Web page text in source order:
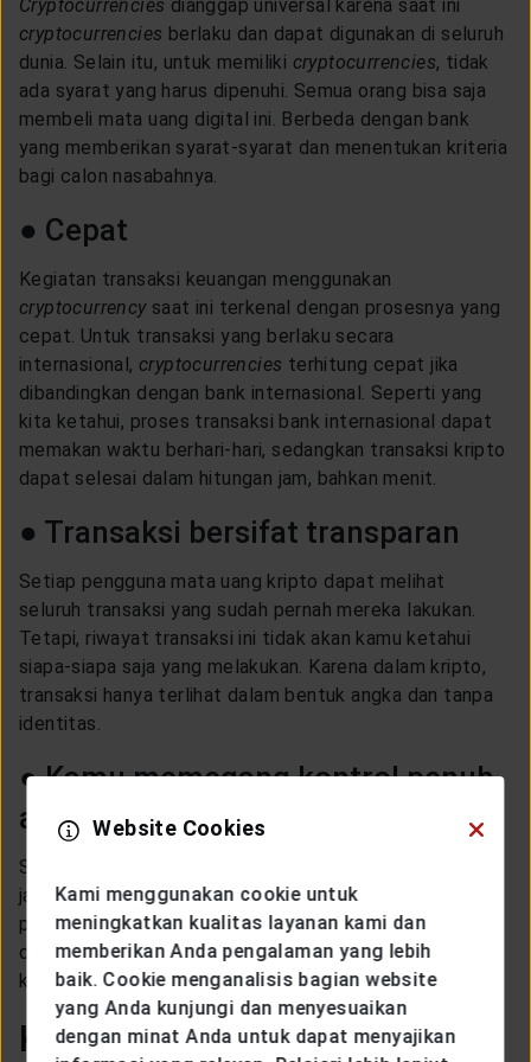
Cryptocurrencies dianggap universal karena saat ini
cryptocurrencies berlaku dan dapat digunakan di seluruh
dunia. Selain itu, untuk memiliki cryptocurrencies, tidak
ada syarat yang harus dipenuhi. Semua orang bisa saja
membeli mata uang digital ini. Berbeda dengan bank
yang memberikan syarat-syarat dan menentukan kriteria
bagi calon nasabahnya.
● Cepat
Kegiatan transaksi keuangan menggunakan
cryptocurrencysaat ini terkenal dengan prosesnya yang
cepat. Untuk transaksi yang berlaku secara
internasional, cryptocurrencies terhitung cepat jika
dibandingkan dengan bank internasional. Seperti yang
kita ketahui, proses transaksi bank internasional dapat
memakan waktu berhari-hari, sedangkan transaksi kripto
dapat selesai dalam hitungan jam, bahkan menit.
● Transaksi bersifat transparan
Setiap pengguna mata uang kripto dapat melihat
seluruh transaksi yang sudah pernah mereka lakukan.
Tetapi, riwayat transaksi ini tidak akan kamu ketahui
siapa-siapa saja yang melakukan. Karena dalam kripto,
transaksi hanya terlihat dalam bentuk angka dan tanpa
identitas.
● Kamu memegang kontrol penuh
atas asetmu
Setiap pengguna mata uang kripto akan bertanggung
jawab atas uangnya masing-masing karena tidak adanya
pihak ketiga sebagai perantara. Selain itu, dengan kamu
dapat melindungi identitasmu sendiri dengan sistem
kripto yang transparan tadi.
Kekurangan
Website Cookies
Kami menggunakan cookie untuk
meningkatkan kualitas layanan kami dan
memberikan Anda pengalaman yang lebih
baik. Cookie menganalisis bagian website
yang Anda kunjungi dan menyesuaikan
dengan minat Anda untuk dapat menyajikan